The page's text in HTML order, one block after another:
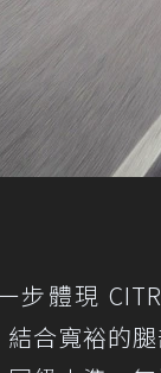
步體現
合寬裕的